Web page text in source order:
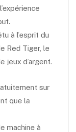
à l’esprit du
Red Tiger, le
jeux d’argent.
sur
que la
machine à